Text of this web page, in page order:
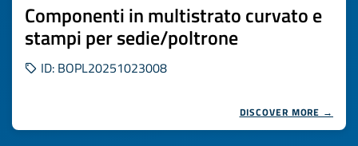
Componenti in multistrato curvato e
stampi per sedie/poltrone
ID: BOPL20251023008
DISCOVER MORE →